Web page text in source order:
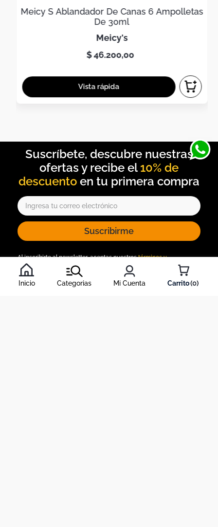
Inicio Categorias Mi Cuenta 0
Meicy S Ablandador De Canas 6 Ampolletas
De 30ml
meicy's
$46.200,00
10% de
descuento
Suscribirme
Al inscribirte al newsletter, aceptas nuestrostérminos y
condiciones
, y nuestra política de tratamiento de información.